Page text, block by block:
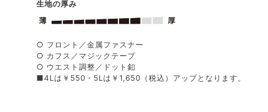
生地の厚み
○ フロント／金属ファスナー
○ カフス／マジックテープ
○ ウエスト調整／ドット釦
■4Lは￥550・5Lは￥1,650（税込）アップとなります。